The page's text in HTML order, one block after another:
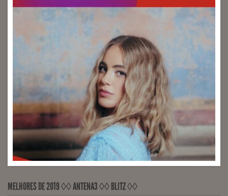
MELHORES DE 2019 ◊◊ ANTENA3 ◊◊ BLITZ ◊◊